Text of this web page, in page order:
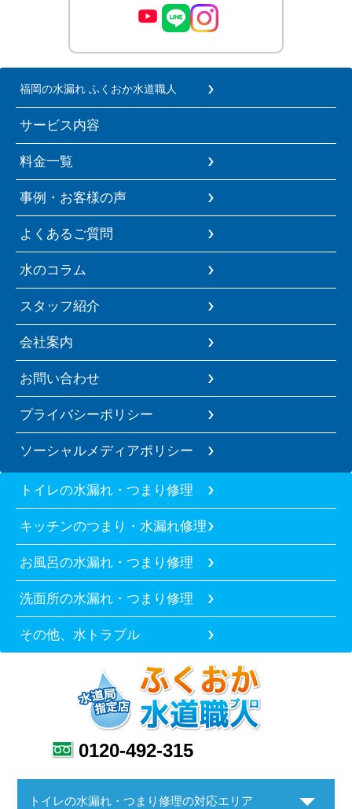
福岡の水漏れ ふくおか水道職人
サービス内容
料金一覧
事例・お客様の声
よくあるご質問
水のコラム
スタッフ紹介
会社案内
お問い合わせ
プライバシーポリシー
ソーシャルメディアポリシー
トイレの水漏れ・つまり修理
キッチンのつまり・水漏れ修理
お風呂の水漏れ・つまり修理
洗面所の水漏れ・つまり修理
その他、水トラブル
0120-492-315
トイレの水漏れ・つまり修理の対応エリア